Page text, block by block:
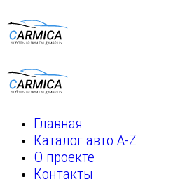
Главная
Каталог авто A-Z
О проекте
Контакты